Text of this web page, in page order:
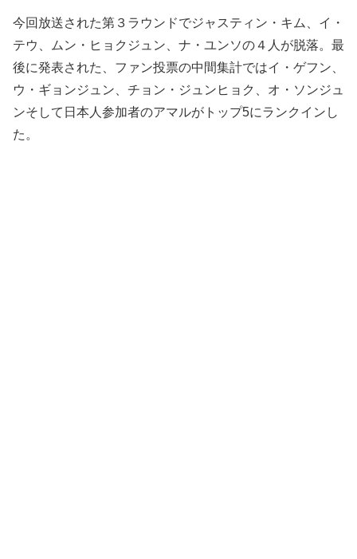
今回放送された第３ラウンドでジャスティン・キム、イ・
テウ、ムン・ヒョクジュン、ナ・ユンソの４人が脱落。最
後に発表された、ファン投票の中間集計ではイ・ゲフン、
ウ・ギョンジュン、チョン・ジュンヒョク、オ・ソンジュ
ンそして日本人参加者のアマルがトップ5にランクインし
た。